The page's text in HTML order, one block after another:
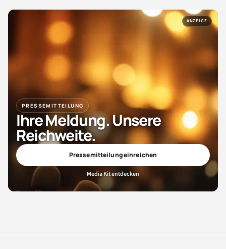
ANZEIGE
PRESSEMITTEILUNG
Ihre Meldung. Unsere
Reichweite.
Pressemitteilung einreichen
Media Kit entdecken